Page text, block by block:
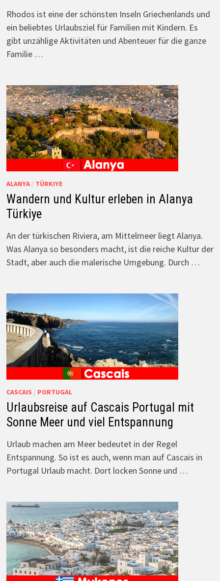
Rhodos ist eine der schönsten Inseln Griechenlands und
ein beliebtes Urlaubsziel für Familien mit Kindern. Es
gibt unzählige Aktivitäten und Abenteuer für die ganze
Familie …
ALANYA/ TÜRKIYE
Wandern und Kultur erleben in Alanya
Türkiye
An der türkischen Riviera, am Mittelmeer liegt Alanya.
Was Alanya so besonders macht, ist die reiche Kultur der
Stadt, aber auch die malerische Umgebung. Durch …
CASCAIS / PORTUGAL
Urlaubsreise auf Cascais Portugal mit
Sonne Meer und viel Entspannung
Urlaub machen am Meer bedeutet in der Regel
Entspannung. So ist es auch, wenn man auf Cascais in
Portugal Urlaub macht. Dort locken Sonne und …